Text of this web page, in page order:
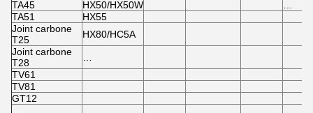
TA45
HX50/HX50W
TA51
HX55
Joint carbone
T25
HX80/HC5A
Joint carbone
T28
TV61
TV81
GT12